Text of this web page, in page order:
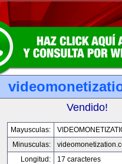
Vendido!
Mayusculas:
Minusculas:
Longitud:
17 caracteres